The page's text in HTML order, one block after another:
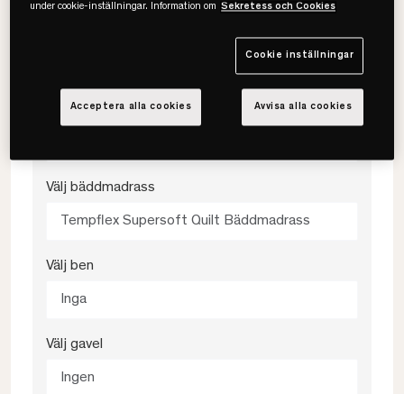
Välj fasthet
Välj bäddmadrass
Tempflex Supersoft Quilt Bäddmadrass
Välj ben
Inga
Välj gavel
Ingen
under cookie-inställningar. Information om Sekretess och Cookies
Cookie inställningar
Avvisa alla cookies
Acceptera alla cookies